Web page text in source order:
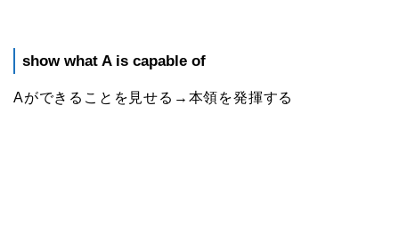
show what A is capable of
Aができることを見せる→本領を発揮する